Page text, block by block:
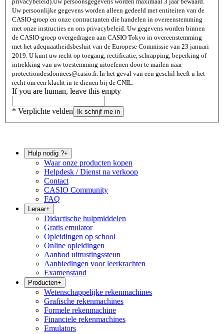
Uw persoonlijke gegevens worden alleen gedeeld met entiteiten van de
CASIO-groep en onze contractanten die handelen in overeenstemming
met onze instructies en ons privacybeleid. Uw gegevens worden binnen
de CASIO-groep overgedragen aan CASIO Tokyo in overeenstemming
met het adequaatheidsbesluit van de Europese Commissie van 23 januari
2019. U kunt uw recht op toegang, rectificatie, schrapping, beperking of
intrekking van uw toestemming uitoefenen door te mailen naar
protectiondesdonnees@casio.fr. In het geval van een geschil heeft u het
recht om een ​​klacht in te dienen bij de CNIL.
If you are human, leave this empty
* Verplichte velden Ik schrijf me in
Hulp nodig ?+
Waar onze producten kopen
Helpdesk / Dienst na verkoop
Contact
CASIO Community
FAQ
Leraar+
Didactische hulpmiddelen
Gratis emulator
Opleidingen op school
Online opleidingen
Aanbod uitrustingssteun
Aanbiedingen voor leerkrachten
Examenstand
Producten+
Wetenschappelijke rekenmachines
Grafische rekenmachines
Formele rekenmachine
Financiele rekenmachines
Emulators